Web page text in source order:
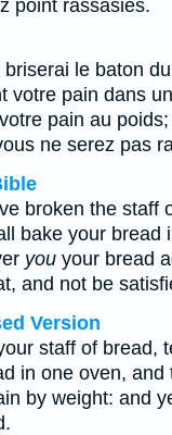
point rassasiés.
le baton
votre pain dans
pain au
ne serez pas
broken the staff
bake your bread
you your bread
and not be
Version
staff of bread,
in one oven,
by weight: and